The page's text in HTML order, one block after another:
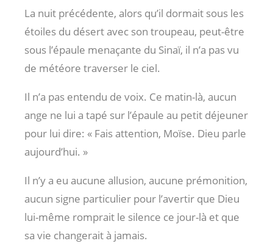
La nuit précédente, alors qu’il dormait sous les
étoiles du désert avec son troupeau, peut-être
sous l’épaule menaçante du Sinaï, il n’a pas vu
de météore traverser le ciel.
Il n’a pas entendu de voix. Ce matin-là, aucun
ange ne lui a tapé sur l’épaule au petit déjeuner
pour lui dire: « Fais attention, Moïse. Dieu parle
aujourd’hui. »
Il n’y a eu aucune allusion, aucune prémonition,
aucun signe particulier pour l’avertir que Dieu
lui-même romprait le silence ce jour-là et que
sa vie changerait à jamais.